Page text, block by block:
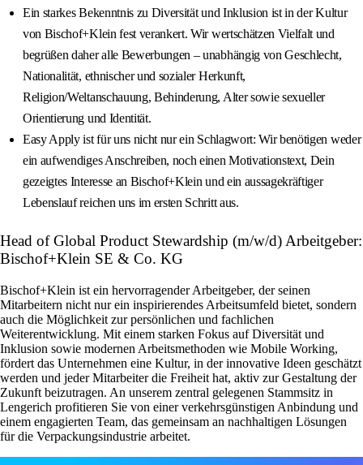
Ein starkes Bekenntnis zu Diversität und Inklusion ist in der Kultur
von Bischof+Klein fest verankert. Wir wertschätzen Vielfalt und
begrüßen daher alle Bewerbungen – unabhängig von Geschlecht,
Nationalität, ethnischer und sozialer Herkunft,
Religion/Weltanschauung, Behinderung, Alter sowie sexueller
Orientierung und Identität.
Easy Apply ist für uns nicht nur ein Schlagwort: Wir benötigen weder
ein aufwendiges Anschreiben, noch einen Motivationstext, Dein
gezeigtes Interesse an Bischof+Klein und ein aussagekräftiger
Lebenslauf reichen uns im ersten Schritt aus.
Head of Global Product Stewardship (m/w/d) Arbeitgeber:
Bischof+Klein SE & Co. KG
Bischof+Klein ist ein hervorragender Arbeitgeber, der seinen
Mitarbeitern nicht nur ein inspirierendes Arbeitsumfeld bietet, sondern
auch die Möglichkeit zur persönlichen und fachlichen
Weiterentwicklung. Mit einem starken Fokus auf Diversität und
Inklusion sowie modernen Arbeitsmethoden wie Mobile Working,
fördert das Unternehmen eine Kultur, in der innovative Ideen geschätzt
werden und jeder Mitarbeiter die Freiheit hat, aktiv zur Gestaltung der
Zukunft beizutragen. An unserem zentral gelegenen Stammsitz in
Lengerich profitieren Sie von einer verkehrsgünstigen Anbindung und
einem engagierten Team, das gemeinsam an nachhaltigen Lösungen
für die Verpackungsindustrie arbeitet.